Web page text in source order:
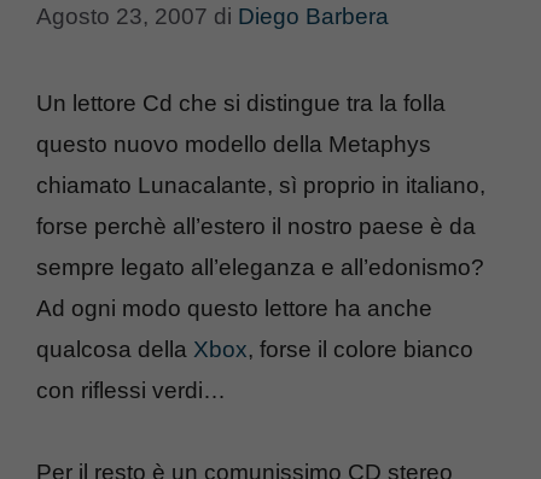
Agosto 23, 2007 di Diego Barbera
Un lettore Cd che si distingue tra la folla
questo nuovo modello della Metaphys
chiamato Lunacalante, sì proprio in italiano,
forse perchè all’estero il nostro paese è da
sempre legato all’eleganza e all’edonismo?
Ad ogni modo questo lettore ha anche
qualcosa della Xbox, forse il colore bianco
con riflessi verdi…
Per il resto è un comunissimo CD stereo